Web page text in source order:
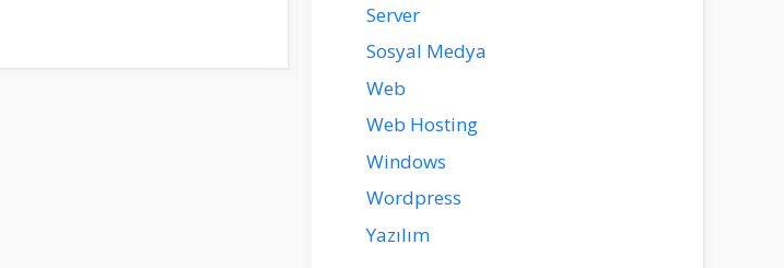
Server
Sosyal Medya
Web
Web Hosting
Windows
Wordpress
Yazılım